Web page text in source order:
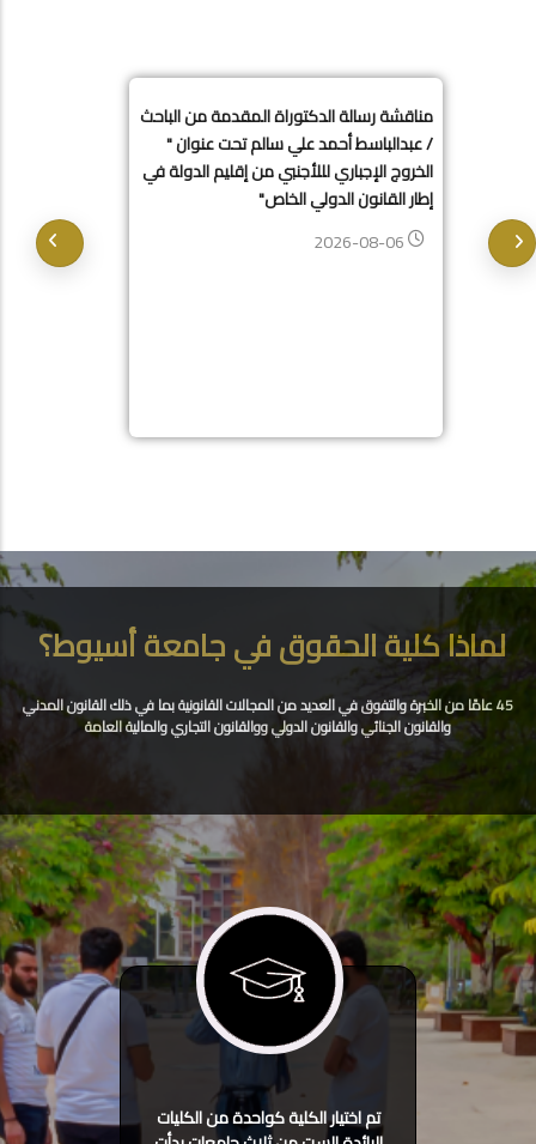
مناقشة رسالة الدكتوراة المقدمة من الباحث
/ عبدالباسط أحمد علي سالم تحت عنوان "
الخروج الإجباري لللأجنبي من إقليم الدولة في
إطار القانون الدولي الخاص"
2026-08-06
لماذا كلية الحقوق في جامعة أسيوط؟
45 عامًا من الخبرة والتفوق في العديد من المجالات القانونية بما في ذلك القانون المدني
والقانون الجنائي والقانون الدولي ووالقانون التجاري والمالية العامة
تم اختيار الكلية كواحدة من الكليات